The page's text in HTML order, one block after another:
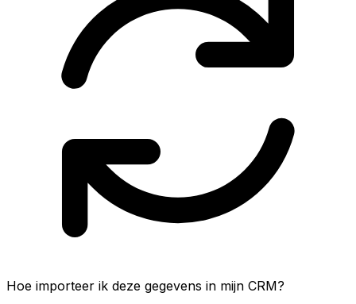
Hoe importeer ik deze gegevens in mijn CRM?